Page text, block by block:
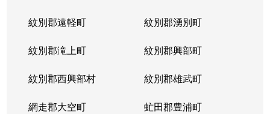
紋別郡遠軽町 紋別郡湧別町
紋別郡滝上町 紋別郡興部町
紋別郡西興部村 紋別郡雄武町
網走郡大空町 虻田郡豊浦町